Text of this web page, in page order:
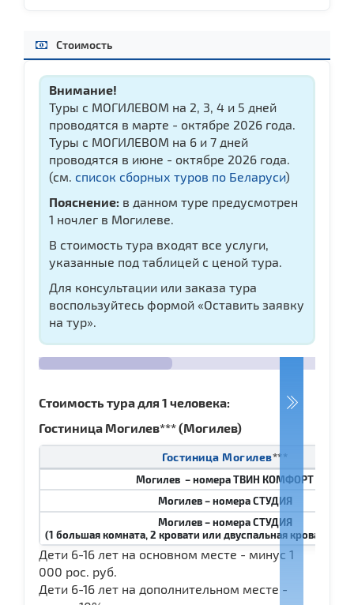
Стоимость
Внимание!
Туры с МОГИЛЕВОМ на 2, 3, 4 и 5 дней
проводятся в марте - октябре 2026 года.
Туры с МОГИЛЕВОМ на 6 и 7 дней
проводятся в июне - октябре 2026 года.
(см. список сборных туров по Беларуси)
Пояснение: в данном туре предусмотрен
1 ночлег в Могилеве.
В стоимость тура входят все услуги,
указанные под таблицей с ценой тура.
Для консультации или заказа тура
воспользуйтесь формой «Оставить заявку
на тур».
Стоимость тура для 1 человека:
Гостиница Могилев*** (Могилев)
Гостиница Могилев***
Могилев – номера ТВИН КОМФОРТ
Могилев – номера СТУДИЯ
Могилев – номера СТУДИЯ
(1 большая комната, 2 кровати или двуспальная кровать и
Дети 6-16 лет на основном месте - минус 1
000 рос. руб.
Дети 6-16 лет на дополнительном месте -